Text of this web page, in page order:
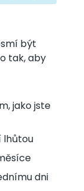
být
tak, aby
jako jste
lhůtou
dni